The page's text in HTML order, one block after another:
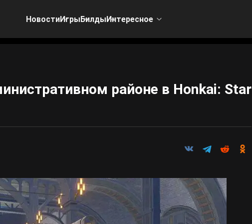
НовостиИгрыБилдыИнтересное
районе в Honkai: Star